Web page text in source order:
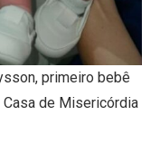
primeiro bebê
Casa de Misericórdia